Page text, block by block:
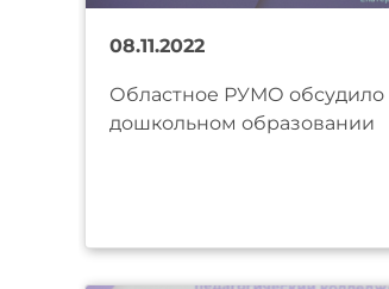
08.11.2022
Областное РУМО обсудило
дошкольном образовании